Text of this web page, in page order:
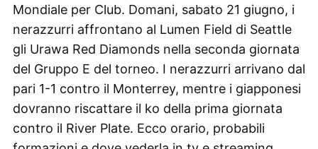
Mondiale per Club. Domani, sabato 21 giugno, i
nerazzurri affrontano al Lumen Field di Seattle
gli Urawa Red Diamonds nella seconda giornata
del Gruppo E del torneo. I nerazzurri arrivano dal
pari 1-1 contro il Monterrey, mentre i giapponesi
dovranno riscattare il ko della prima giornata
contro il River Plate. Ecco orario, probabili